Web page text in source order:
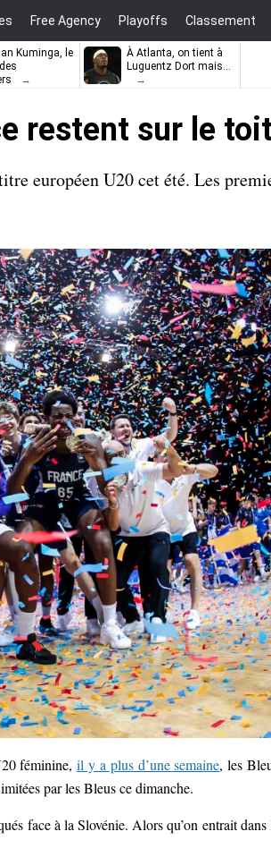
Free Agency Playoffs Classement
Kuminga, le
À Atlanta, on tient à
Luguentz Dort mais…
restent sur le
européen U20 cet été. Les
féminine,il y a plus d’une semaine, les
par les Bleus ce dimanche.
face à la Slovénie. Alors qu’on entrait dans